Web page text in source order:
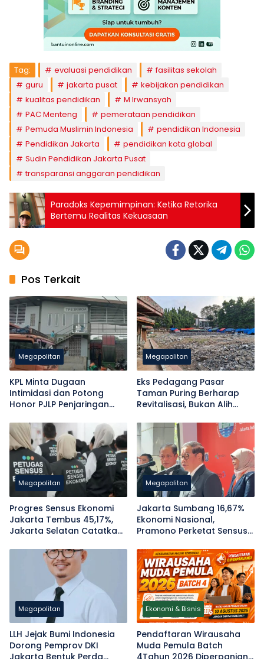
Tag: evaluasi pendidikan
fasilitas sekolah
guru
jakarta pusat
kebijakan pendidikan
kualitas pendidikan
M Irwansyah
PAC Menteng
pemerataan pendidikan
Pemuda Muslimin Indonesia
pendidikan Indonesia
Pendidikan Jakarta
pendidikan kota global
Sudin Pendidikan Jakarta Pusat
transparansi anggaran pendidikan
Paradoks Kepemimpinan: Ketika Retorika
Bertemu Realitas Kekuasaan
Pos Terkait
Megapolitan
KPL Minta Dugaan
Intimidasi dan Potong
Honor PJLP Penjaringan
Megapolitan
Eks Pedagang Pasar
Taman Puring Berharap
Revitalisasi, Bukan Alih
Megapolitan
Progres Sensus Ekonomi
Jakarta Tembus 45,17%,
Jakarta Selatan Catatkan
Megapolitan
Jakarta Sumbang 16,67%
Ekonomi Nasional,
Pramono Perketat Sensus
Jabodetabek
Megapolitan
LLH Jejak Bumi Indonesia
Dorong Pemprov DKI
Ekonomi & Bisnis
Pendaftaran Wirausaha
Muda Pemula Batch